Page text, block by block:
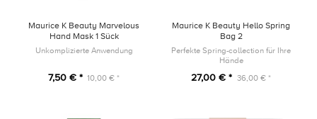
Maurice K Beauty Marvelous
Hand Mask 1 Sück
Unkomplizierte Anwendung
7,50 € * 10,00 € *
Maurice K Beauty Hello Spring
Bag 2
Perfekte Spring-collection für Ihre
Hände
27,00 € * 36,00 € *